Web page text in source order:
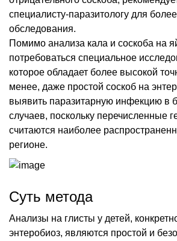
специалисту-паразитологу для
обследования.
Помимо анализа кала и соскоба на
потребоваться специальное
которое обладает более высокой
менее, даже простой соскоб на
выявить паразитарную инфекцию в
случаев, поскольку перечисленные
считаются наиболее
регионе.
Суть метода
Анализы на глисты у детей,
энтеробиоз, являются простой и